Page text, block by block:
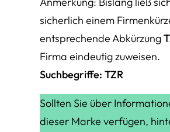
sicherlich einem
entsprechende Abkürzung
Firma eindeutig zuweisen.
Suchbegriffe: TZR
Sollten Sie über
dieser Marke verfügen,